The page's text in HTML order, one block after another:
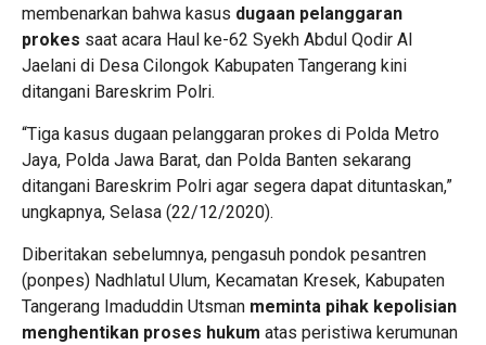
membenarkan bahwa kasus dugaan pelanggaran
prokes saat acara Haul ke-62 Syekh Abdul Qodir Al
Jaelani di Desa Cilongok Kabupaten Tangerang kini
ditangani Bareskrim Polri.
“Tiga kasus dugaan pelanggaran prokes di Polda Metro
Jaya, Polda Jawa Barat, dan Polda Banten sekarang
ditangani Bareskrim Polri agar segera dapat dituntaskan,”
ungkapnya, Selasa (22/12/2020).
Diberitakan sebelumnya, pengasuh pondok pesantren
(ponpes) Nadhlatul Ulum, Kecamatan Kresek, Kabupaten
Tangerang Imaduddin Utsman meminta pihak kepolisian
menghentikan proses hukum atas peristiwa kerumunan